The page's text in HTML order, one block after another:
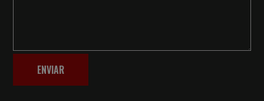
ENVIAR